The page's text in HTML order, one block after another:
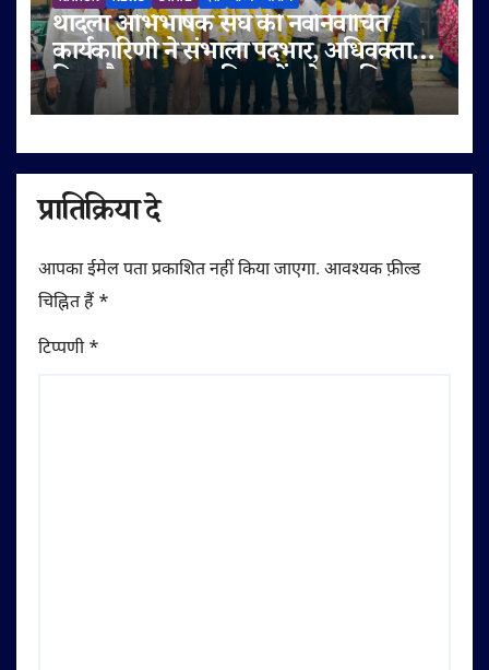
थांदला अभिभाषक संघ की नवनिर्वाचित
कार्यकारिणी ने संभाला पदभार, अधिवक्ता
हित और पक्षकार सुविधाओं को प्राथमिकता
प्रातिक्रिया दे
आपका ईमेल पता प्रकाशित नहीं किया जाएगा. आवश्यक फ़ील्ड
चिह्नित हैं *
टिप्पणी*